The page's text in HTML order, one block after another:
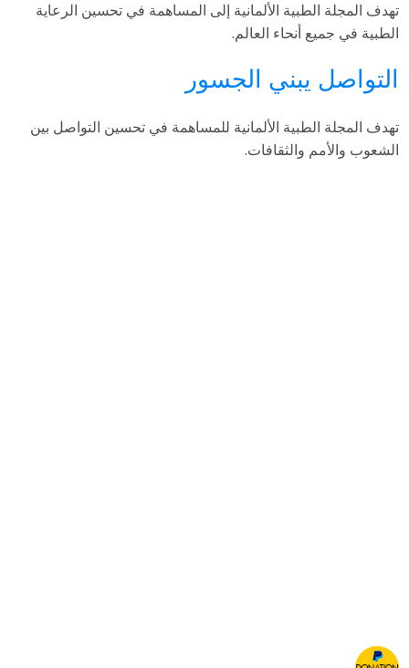
تهدف المجلة الطبية الألمانية إلى المساهمة في تحسين الرعاية
الطبية في جميع أنحاء العالم.
التواصل يبني الجسور
تهدف المجلة الطبية الألمانية للمساهمة في تحسين التواصل بين
الشعوب والأمم والثقافات.